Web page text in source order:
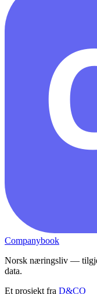
Companybook
Norsk næringsliv —
data.
Et prosjekt fra D&CO